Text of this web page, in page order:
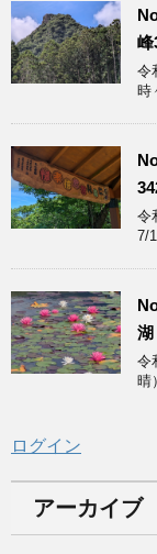
峰
令
時
令
7/
令
晴
ログイン
アーカイブ